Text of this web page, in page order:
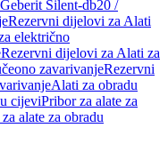
Silent-db20 /
Rezervni dijelovi za Alati
električno
Rezervni dijelovi za Alati za
zavarivanjeRezervni
Alati za obradu
cijeviPribor za alate za
alate za obradu